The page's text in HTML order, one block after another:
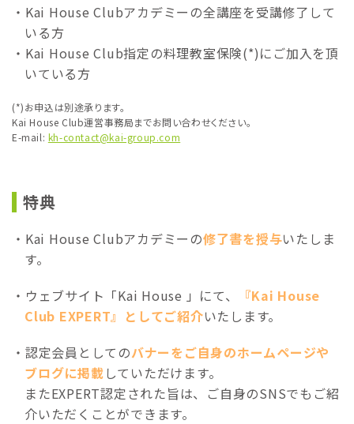
Kai House Clubアカデミーの全講座を受講修了して
いる方
Kai House Club指定の料理教室保険(*)にご加入を頂
いている方
(*)お申込は別途承ります。
Kai House Club運営事務局までお問い合わせください。
E-mail: kh-contact@kai-group.com
特典
Kai House Clubアカデミーの修了書を授与いたしま
す。
ウェブサイト「Kai House 」にて、
『Kai House
Club EXPERT』としてご紹介いたします。
認定会員としてのバナーをご自身のホームページや
ブログに掲載 していただけます。
またEXPERT認定された旨は、ご自身のSNSでもご紹
介いただくことができます。